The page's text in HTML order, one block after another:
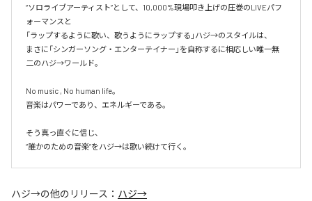
“ソロライブアーティスト”として、10,000%現場叩き上げの圧巻のLIVEパフ
ォーマンスと
「ラップするように歌い、歌うようにラップする」ハジ→のスタイルは、
まさに「シンガーソング・エンターテイナー」を自称するに相応しい唯一無
二のハジ→ワールド。
No music , No human life。
音楽はパワーであり、エネルギーである。
そう真っ直ぐに信じ、
ハジ→の他のリリース： ハジ→